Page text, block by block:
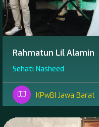
Rahmatun Lil Alamin
Sehati Nasheed
KPwBI Jawa Barat